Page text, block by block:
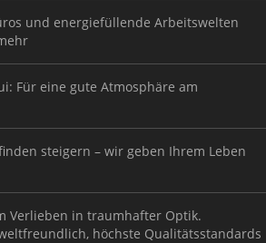
und energiefüllende Arbeitswelten
Für eine gute Atmosphäre am
steigern – wir geben Ihrem Leben
Verlieben in traumhafter Optik.
höchste Qualitätsstandards